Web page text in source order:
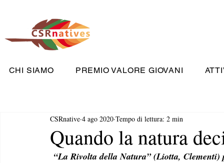
CHI SIAMO PREMIO VALORE GIOVANI
Quando la natura
CSRnative 4 ago 2020 Tempo di lettura: 2 min
“La Rivolta della Natura” (Liotta,